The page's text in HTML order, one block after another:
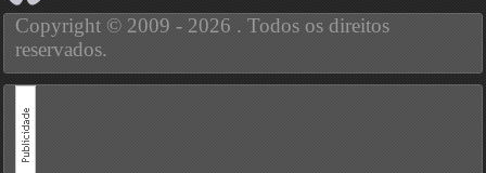
Copyright © 2009 - 2026 . Todos os direitos
reservados.